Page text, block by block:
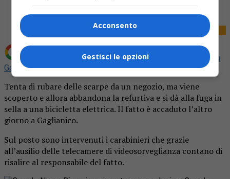
Aggiungi La Provincia di Biella come
Fonte preferita su
Google
Tenta di rubare delle scarpe da un negozio, ma viene
scoperto e allora abbandona la refurtiva e si dà alla fuga in
sella a una bicicletta elettrica. Il fatto è accaduto l’altro
giorno a Gaglianico.
Sul posto sono intervenuti i carabinieri che grazie
all’ausilio delle telecamere di videosorveglianza contano di
risalire al responsabile del fatto.
Acconsento
Gestisci le opzioni